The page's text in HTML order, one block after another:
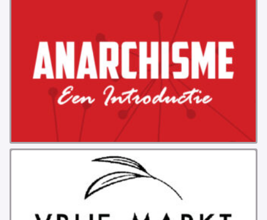
ANARCHISME – EEN INTRODUCTIE
OTTO SLAVEFORCE
JUMBO DISTRIBUTIECENTRA EN OTTO WORKFORCE
PROBLEMY Z AGENCJA… PRACY TYMCZASOWEJ
OTTO
KUNST-ANARCHISTISCHE DAG BAJEENKOMST